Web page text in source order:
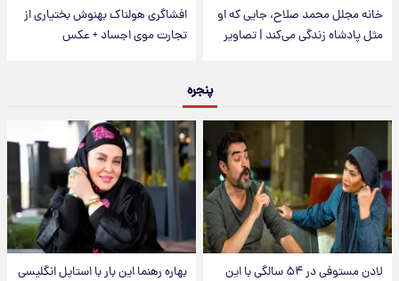
خانه مجلل محمد صلاح، جایی که او
مثل پادشاه زندگی می‌کند | تصاویر
افشاگری هولناک بهنوش بختیاری از
تجارت موی اجساد + عکس
پنجره
لادن مستوفی در ۵۴ سالگی با این
بهاره رهنما این بار با استایل انگلیسی